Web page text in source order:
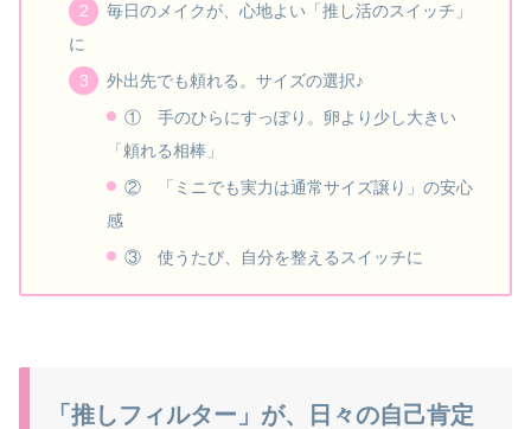
毎日のメイクが、心地よい「推し活のスイッチ」
に
外出先でも頼れる。サイズの選択♪
① 手のひらにすっぽり。卵より少し大きい
「頼れる相棒」
② 「ミニでも実力は通常サイズ譲り」の安心
感
③ 使うたび、自分を整えるスイッチに
「推しフィルター」が、日々の自己肯定